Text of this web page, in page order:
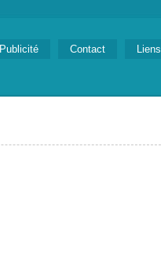
Publicité Contact Liens